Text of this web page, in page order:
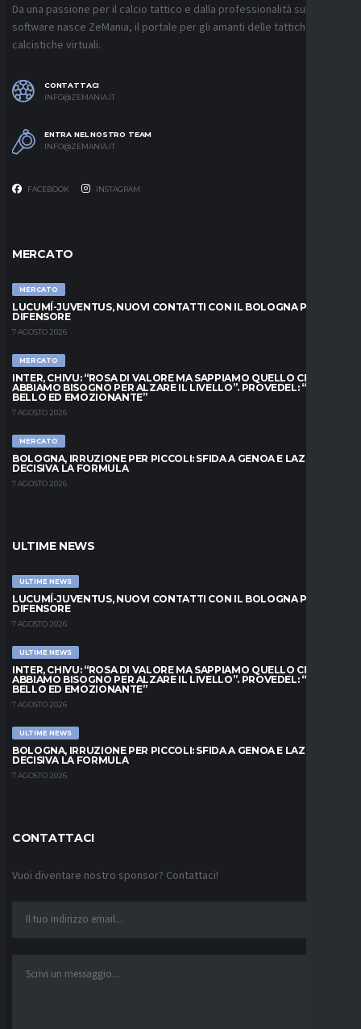
Da una passione per il calcio tattico e dalla professionalità sui
software nasce ZeMania, il portale per gli amanti delle tattiche
calcistiche virtuali.
CONTATTACI
INFO@ZEMANIA.IT
ENTRA NEL NOSTRO TEAM
INFO@ZEMANIA.IT
FACEBOOK INSTAGRAM
MERCATO
MERCATO
LUCUMÍ-JUVENTUS, NUOVI CONTATTI CON IL BOLOGNA PER IL
DIFENSORE
7 AGOSTO 2026
MERCATO
INTER, CHIVU: “ROSA DI VALORE MA SAPPIAMO QUELLO CHE
ABBIAMO BISOGNO PER ALZARE IL LIVELLO”. PROVEDEL: “MESE
BELLO ED EMOZIONANTE”
7 AGOSTO 2026
MERCATO
BOLOGNA, IRRUZIONE PER PICCOLI: SFIDA A GENOA E LAZIO,
DECISIVA LA FORMULA
7 AGOSTO 2026
ULTIME NEWS
ULTIME NEWS
LUCUMÍ-JUVENTUS, NUOVI CONTATTI CON IL BOLOGNA PER IL
DIFENSORE
7 AGOSTO 2026
ULTIME NEWS
INTER, CHIVU: “ROSA DI VALORE MA SAPPIAMO QUELLO CHE
ABBIAMO BISOGNO PER ALZARE IL LIVELLO”. PROVEDEL: “MESE
BELLO ED EMOZIONANTE”
7 AGOSTO 2026
ULTIME NEWS
BOLOGNA, IRRUZIONE PER PICCOLI: SFIDA A GENOA E LAZIO,
DECISIVA LA FORMULA
7 AGOSTO 2026
CONTATTACI
Vuoi diventare nostro sponsor? Contattaci!